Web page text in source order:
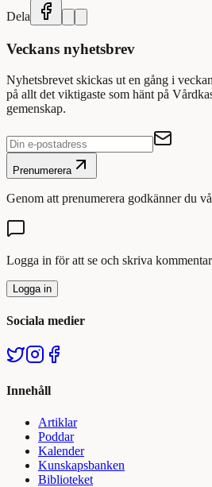
Dela
Veckans nyhetsbrev
Nyhetsbrevet skickas ut en gång i
på allt det viktigaste som hänt på
gemenskap.
Prenumerera
Genom att prenumerera godkänner du
Logga in för att se och skriva
Logga in
Sociala medier
Innehåll
Artiklar
Poddar
Kalender
Kunskapsbanken
Biblioteket